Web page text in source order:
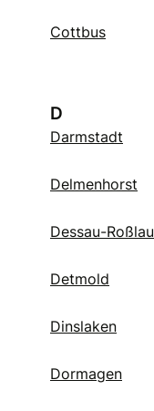
Cottbus
D
Darmstadt
Delmenhorst
Dessau-Roßlau
Detmold
Dinslaken
Dormagen